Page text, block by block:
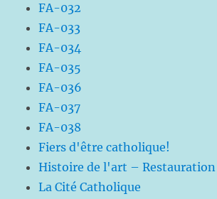
FA-032
FA-033
FA-034
FA-035
FA-036
FA-037
FA-038
Fiers d'être catholique!
Histoire de l'art – Restauration
La Cité Catholique